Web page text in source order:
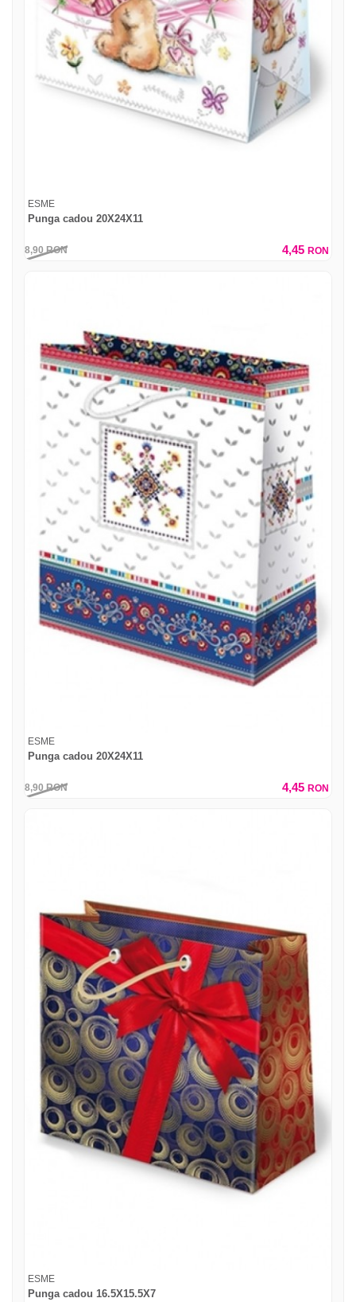
ESME
Punga cadou 20X24X11
8,90RON 4,45 RON
ESME
Punga cadou 20X24X11
8,90RON 4,45 RON
ESME
Punga cadou 16.5X15.5X7